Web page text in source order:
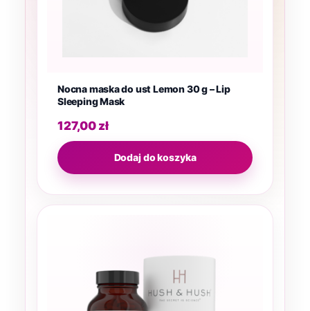
Nocna maska do ust Lemon 30 g – Lip
Sleeping Mask
127,00 zł
Dodaj do koszyka